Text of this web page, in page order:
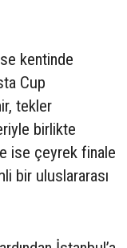
kentinde
Cup
tekler
birlikte
ise çeyrek finale
bir uluslararası